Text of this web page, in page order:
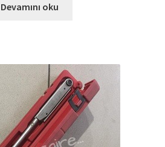
Devamını oku